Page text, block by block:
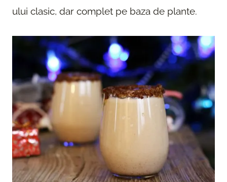
ului clasic, dar complet pe baza de plante.